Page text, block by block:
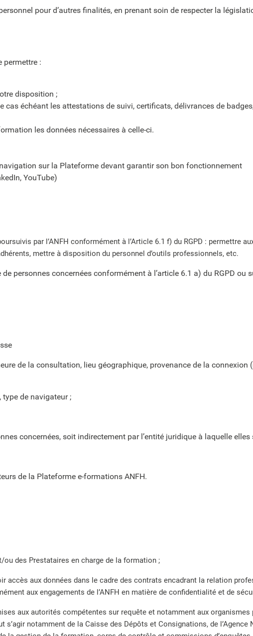
pour d’autres finalités, en prenant soin de respecter la
permettre :
disposition ;
cas échéant les attestations de suivi, certificats, délivrances de
les données nécessaires à celle-ci.
sur la Plateforme devant garantir son bon fonctionnement
YouTube)
par l’ANFH conformément à l’Article 6.1 f) du RGPD : permettre
mettre à disposition du personnel d’outils professionnels, etc.
personnes concernées conformément à l’article 6.1 a) du RGPD ou
de la consultation, lieu géographique, provenance de la connexion
type de navigateur ;
concernées, soit indirectement par l’entité juridique à laquelle
de la Plateforme e-formations ANFH.
des Prestataires en charge de la formation ;
aux données dans le cadre des contrats encadrant la relation
aux engagements de l’ANFH en matière de confidentialité et de
aux autorités compétentes sur requête et notamment aux
notamment de la Caisse des Dépôts et Consignations, de l’Agence